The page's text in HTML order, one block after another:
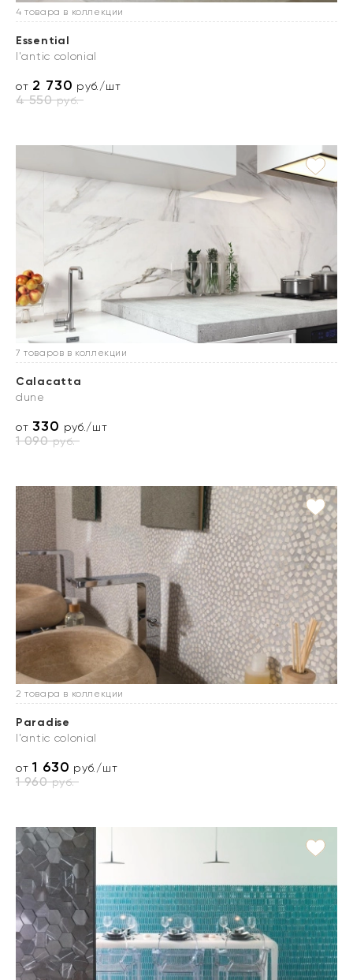
4 товара в коллекции
Essential
l'antic colonial
от 2 730 руб./шт
4 550руб.
7 товаров в коллекции
Calacatta
dune
от330 руб./шт
1 090руб.
2 товара в коллекции
Paradise
l'antic colonial
от1 630 руб./шт
1 960руб.